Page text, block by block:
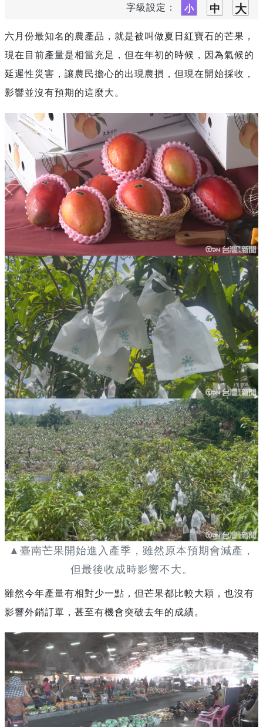
字級設定：
六月份最知名的農產品，就是被叫做夏日紅寶石的芒果，
現在目前產量是相當充足，但在年初的時候，因為氣候的
延遲性災害，讓農民擔心的出現農損，但現在開始採收，
影響並沒有預期的這麼大。
▲臺南芒果開始進入產季，雖然原本預期會減產，
但最後收成時影響不大。
雖然今年產量有相對少一點，但芒果都比較大顆，也沒有
影響外銷訂單，甚至有機會突破去年的成績。